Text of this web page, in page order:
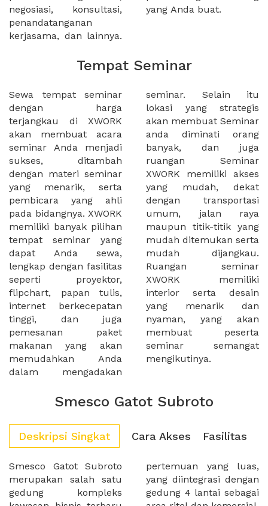
negosiasi, konsultasi,
penandatanganan
kerjasama, dan lainnya.
yang Anda buat.
Tempat Seminar
Sewa tempat seminar
dengan harga
terjangkau di XWORK
akan membuat acara
seminar Anda menjadi
sukses, ditambah
dengan materi seminar
yang menarik, serta
pembicara yang ahli
pada bidangnya. XWORK
memiliki banyak pilihan
tempat seminar yang
dapat Anda sewa,
lengkap dengan fasilitas
seperti proyektor,
flipchart, papan tulis,
internet berkecepatan
tinggi, dan juga
pemesanan paket
makanan yang akan
memudahkan Anda
dalam mengadakan
seminar. Selain itu
lokasi yang strategis
akan membuat Seminar
anda diminati orang
banyak, dan juga
ruangan Seminar
XWORK memiliki akses
yang mudah, dekat
dengan transportasi
umum, jalan raya
maupun titik-titik yang
mudah ditemukan serta
mudah dijangkau.
Ruangan seminar
XWORK memiliki
interior serta desain
yang menarik dan
nyaman, yang akan
membuat peserta
seminar semangat
mengikutinya.
Smesco Gatot Subroto
Deskripsi Singkat Cara Akses Fasilitas
Smesco Gatot Subroto
merupakan salah satu
gedung kompleks
pertemuan yang luas,
yang diintegrasi dengan
gedung 4 lantai sebagai